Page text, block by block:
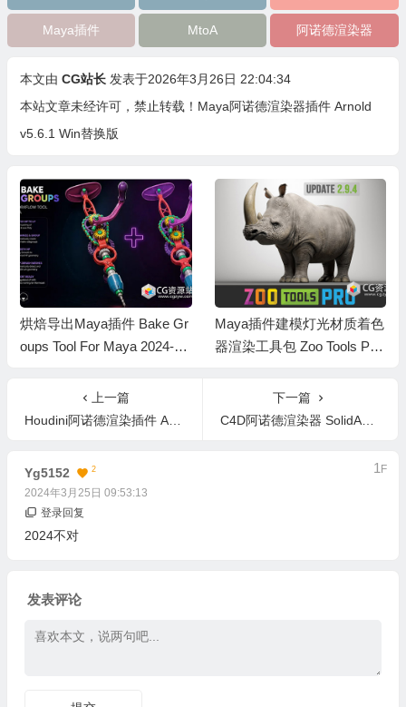
Maya插件 MtoA 阿诺德渲染器
本文由 CG站长 发表于2026年3月26日 22:04:34
本站文章未经许可，禁止转载！ Maya阿诺德渲染器插件 Arnold
v5.6.1 Win替换版
烘焙导出Maya插件 Bake Gr
oups Tool For Maya 2024-20
Maya插件建模灯光材质着色
器渲染工具包 Zoo Tools Pro
上一篇
Houdini阿诺德渲染插件 Arnold v6.5.1.0 Win
下一篇
C4D阿诺德渲染器 SolidAngle C4DtoA Arnold 4.9.1 Win/Mac替换版
Yg5152 2
2024年3月25日 09:53:13
1 F
登录回复
2024不对
发表评论